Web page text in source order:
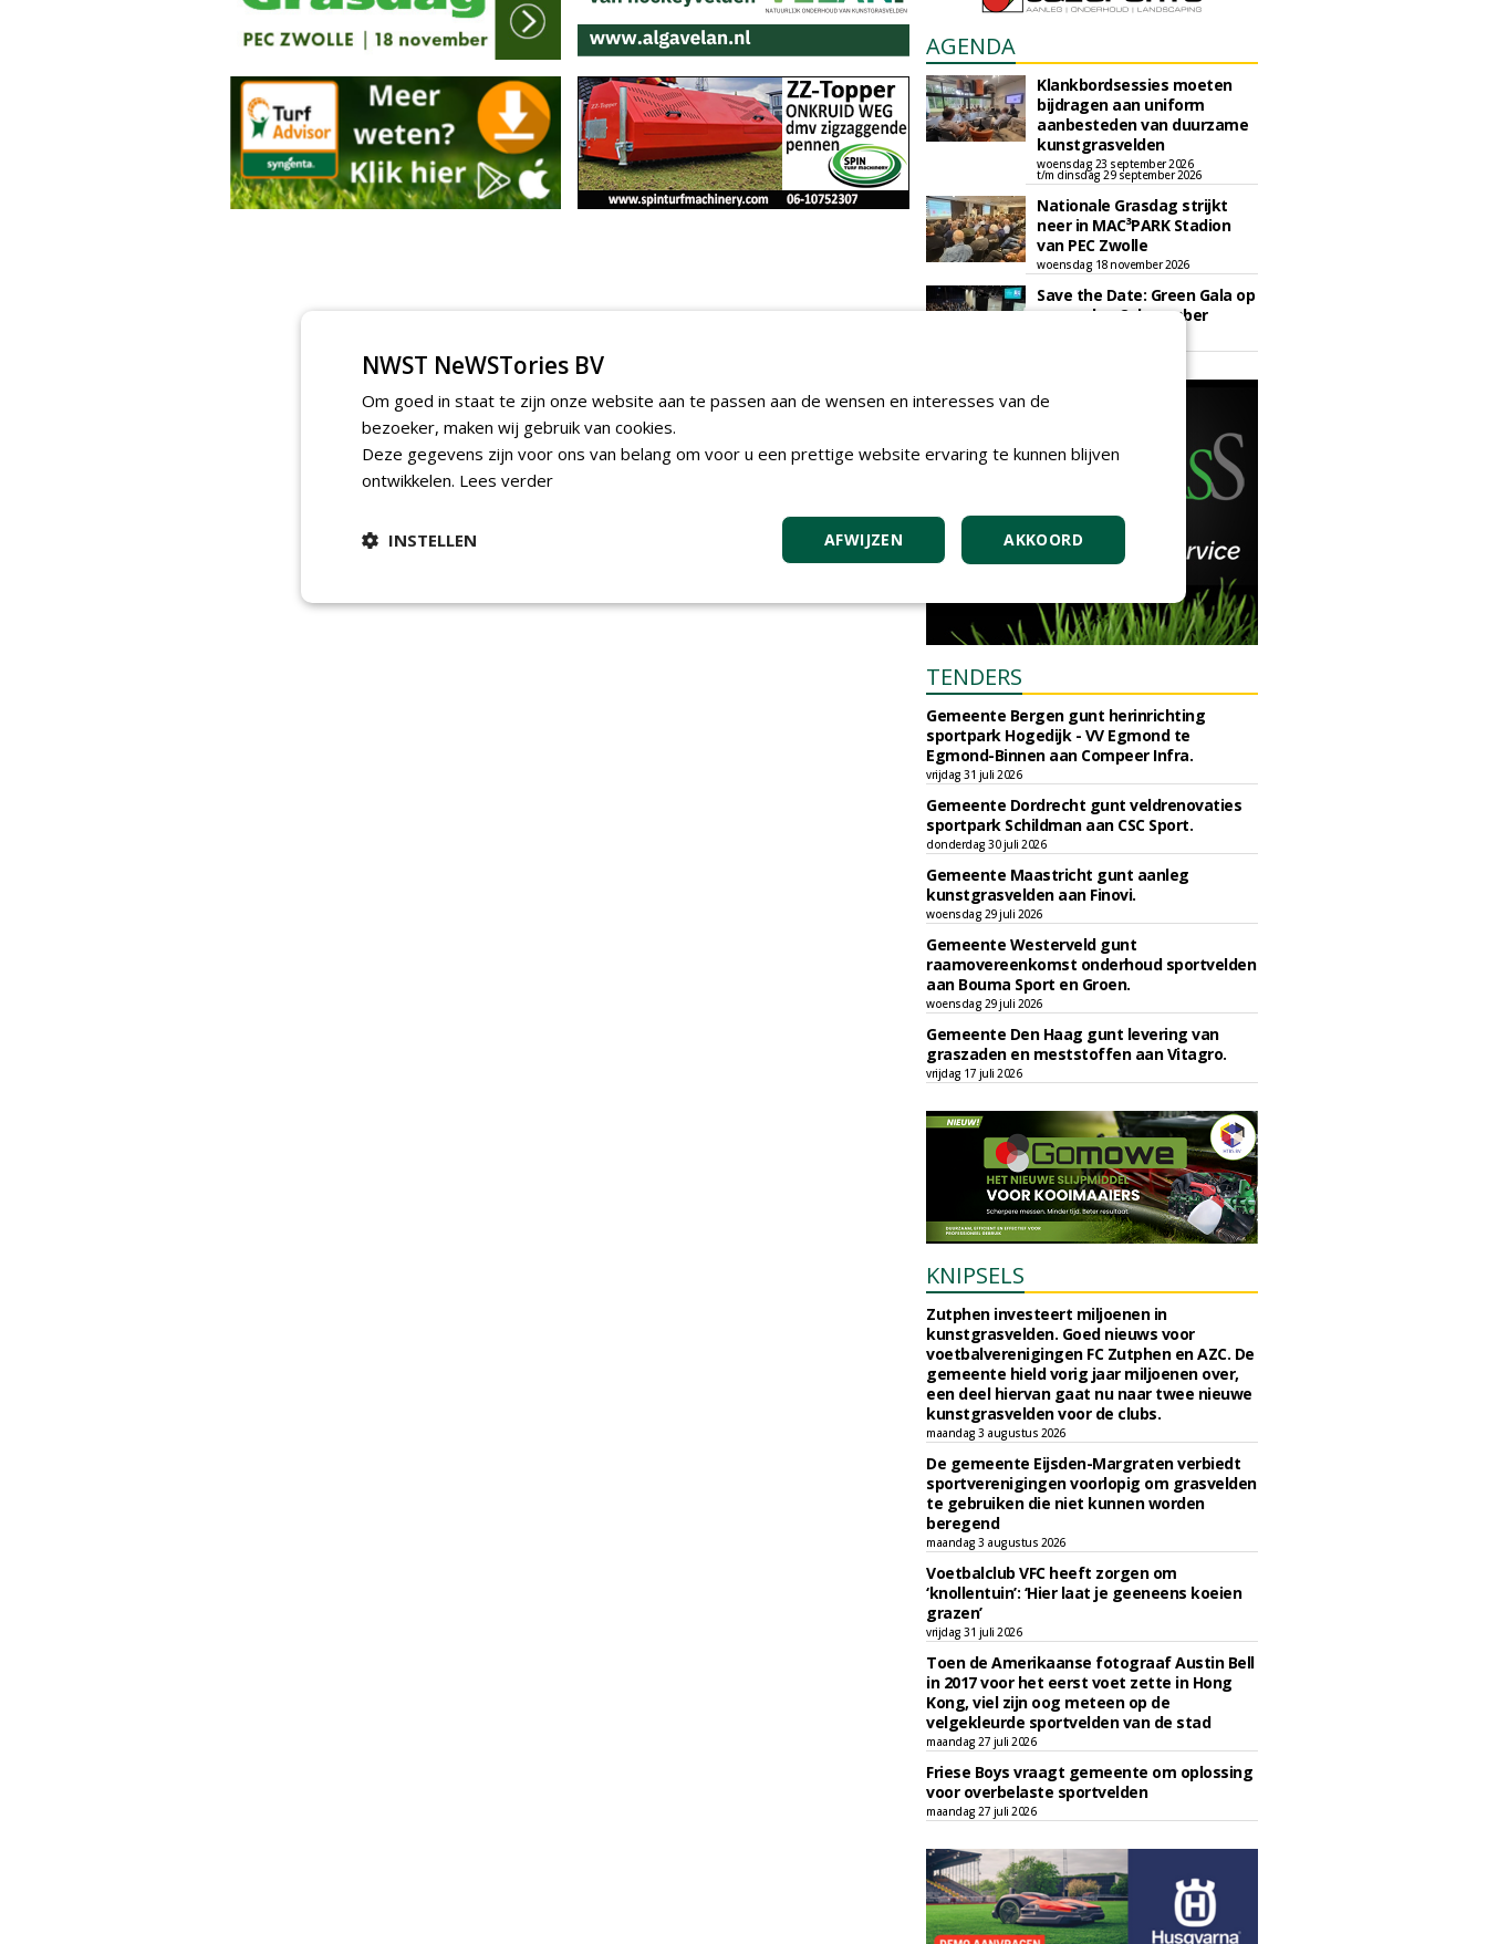
AGENDA
Klankbordsessies moeten
bijdragen aan uniform
aanbesteden van duurzame
kunstgrasvelden
woensdag 23 september 2026
t/m dinsdag 29 september 2026
Nationale Grasdag strijkt
neer in MAC³PARK Stadion
van PEC Zwolle
woensdag 18 november 2026
Save the Date: Green Gala op
woensdag 2 december
TENDERS
Gemeente Bergen gunt herinrichting
sportpark Hogedijk - VV Egmond te
Egmond-Binnen aan Compeer Infra.
vrijdag 31 juli 2026
Gemeente Dordrecht gunt veldrenovaties
sportpark Schildman aan CSC Sport.
donderdag 30 juli 2026
Gemeente Maastricht gunt aanleg
kunstgrasvelden aan Finovi.
woensdag 29 juli 2026
Gemeente Westerveld gunt
raamovereenkomst onderhoud sportvelden
aan Bouma Sport en Groen.
woensdag 29 juli 2026
Gemeente Den Haag gunt levering van
graszaden en meststoffen aan Vitagro.
vrijdag 17 juli 2026
KNIPSELS
Zutphen investeert miljoenen in
kunstgrasvelden. Goed nieuws voor
voetbalverenigingen FC Zutphen en AZC. De
gemeente hield vorig jaar miljoenen over,
een deel hiervan gaat nu naar twee nieuwe
kunstgrasvelden voor de clubs.
maandag 3 augustus 2026
De gemeente Eijsden-Margraten verbiedt
sportverenigingen voorlopig om grasvelden
te gebruiken die niet kunnen worden
beregend
maandag 3 augustus 2026
Voetbalclub VFC heeft zorgen om
‘knollentuin’: ‘Hier laat je geeneens koeien
grazen’
vrijdag 31 juli 2026
Toen de Amerikaanse fotograaf Austin Bell
in 2017 voor het eerst voet zette in Hong
Kong, viel zijn oog meteen op de
velgekleurde sportvelden van de stad
maandag 27 juli 2026
Friese Boys vraagt gemeente om oplossing
voor overbelaste sportvelden
maandag 27 juli 2026
NWST NeWSTories BV
Om goed in staat te zijn onze website aan te passen aan de wensen en interesses van de
bezoeker, maken wij gebruik van cookies.
Deze gegevens zijn voor ons van belang om voor u een prettige website ervaring te kunnen blijven
ontwikkelen. Lees verder
AKKOORD
AFWIJZEN
INSTELLEN